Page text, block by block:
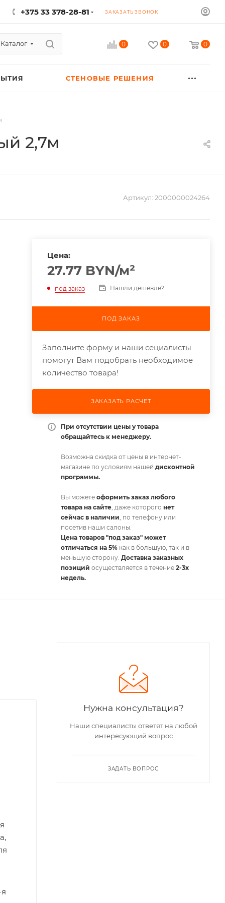
+375 33 378-28-81 ЗАКАЗАТЬ ЗВОНОК
Каталог 0 0 0
СТЕНОВЫЕ РЕШЕНИЯ
2,7м
Артикул: 2000000024264
Цена:
27.77BYN/м²
под заказ Нашли дешевле?
ПОД ЗАКАЗ
Заполните форму и наши сециалисты
помогут Вам подобрать необходимое
количество товара!
ЗАКАЗАТЬ РАСЧЕТ
При отсутствии цены у товара
обращайтесь к менеджеру.
Возможна скидка от цены в интернет-
магазине по условиям нашей дисконтной
программы.
Вы можете оформить заказ любого
товара на сайте, даже которого нет
сейчас в наличии, по телефону или
посетив наши салоны.
Цена товаров "под заказ" может
отличаться на 5%как в большую, так и в
меньшую сторону. Доставка заказных
позиций осуществляется в течение 2-3х
недель.
Нужна консультация?
Наши специалисты ответят на любой
интересующий вопрос
ЗАДАТЬ ВОПРОС